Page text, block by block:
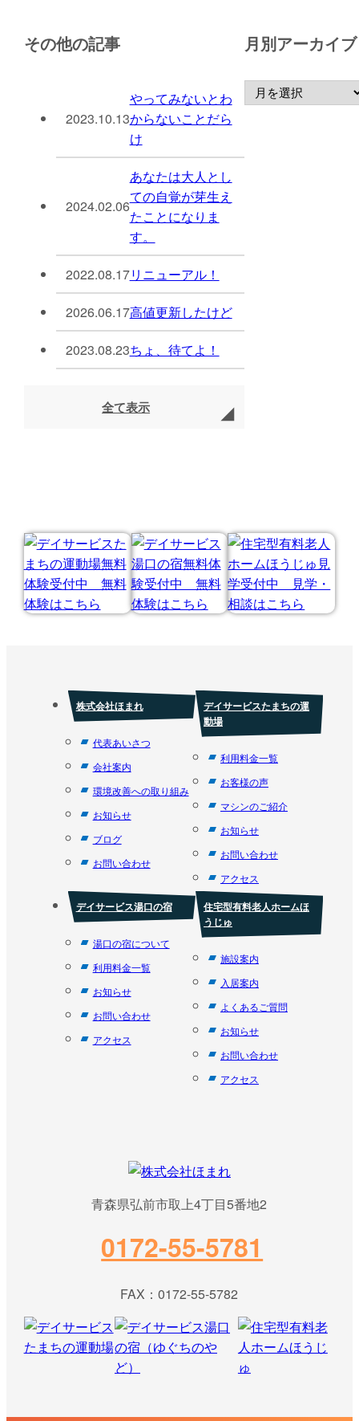
その他の記事
2023.10.13
やってみないとわ
からないことだら
け
2024.02.06
あなたは大人とし
ての自覚が芽生え
たことになりま
す。
2022.08.17リニューアル！
2026.06.17高値更新したけど
2023.08.23ちょ、待てよ！
全て表示
月別アーカイブ
株式会社ほまれ
代表あいさつ
会社案内
環境改善への取り組み
お知らせ
ブログ
お問い合わせ
デイサービスたまちの運
動場
利用料金一覧
お客様の声
マシンのご紹介
お知らせ
お問い合わせ
アクセス
デイサービス湯口の宿
湯口の宿について
利用料金一覧
お知らせ
お問い合わせ
アクセス
住宅型有料老人ホームほ
うじゅ
施設案内
入居案内
よくあるご質問
お知らせ
お問い合わせ
アクセス
青森県弘前市取上4丁目5番地2
0172-55-5781
FAX：0172-55-5782